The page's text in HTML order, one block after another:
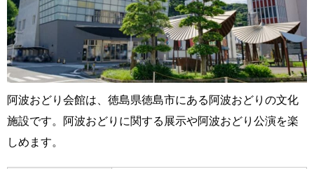
阿波おどり会館は、徳島県徳島市にある阿波おどりの文化
施設です。阿波おどりに関する展示や阿波おどり公演を楽
しめます。